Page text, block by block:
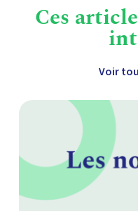
Ces
Voir